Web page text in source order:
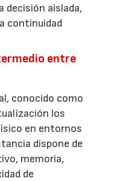
decisión aislada,
continuidad
entre
conocido como
los
en entornos
dispone de
memoria,
de